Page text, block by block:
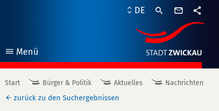
Menü
öffnen
DE
Start Bürger & Politik Aktuelles Nachrichten
zurück zu den Suchergebnissen